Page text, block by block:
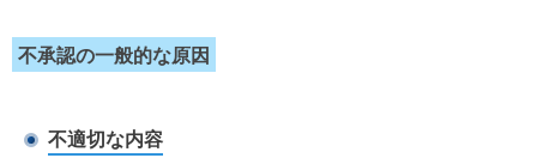
不承認の一般的な原因
不適切な内容